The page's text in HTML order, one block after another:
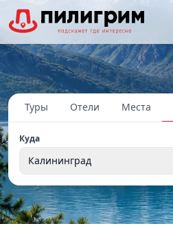
Туры Отели Места
Куда
Калининград